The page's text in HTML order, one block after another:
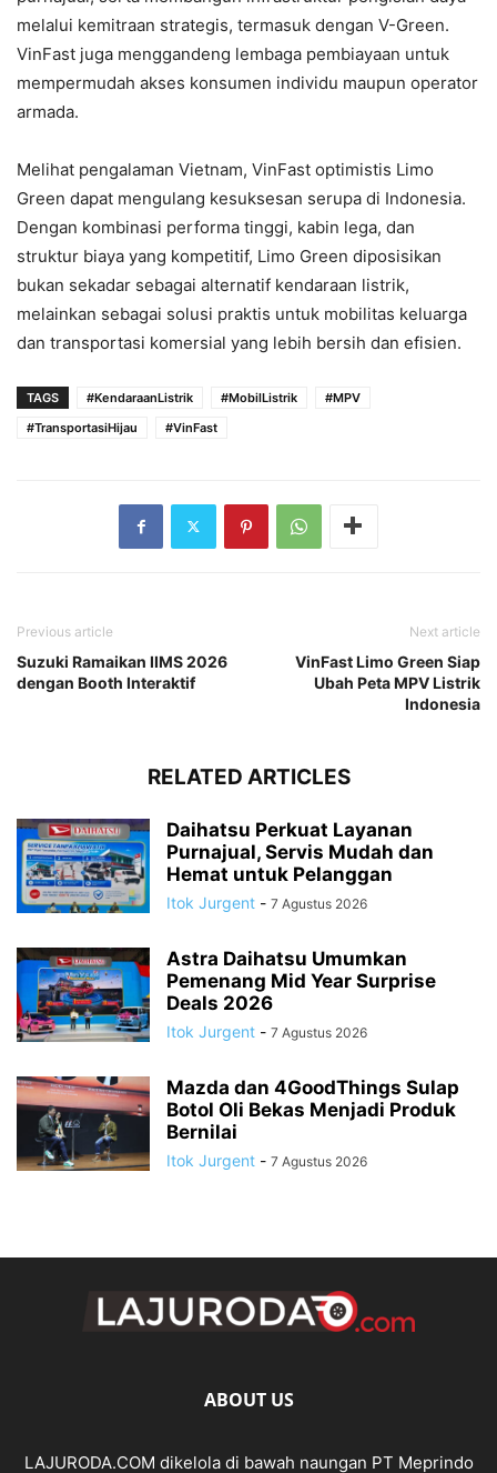
melalui kemitraan strategis, termasuk dengan V-Green.
VinFast juga menggandeng lembaga pembiayaan untuk
mempermudah akses konsumen individu maupun operator
armada.
Melihat pengalaman Vietnam, VinFast optimistis Limo
Green dapat mengulang kesuksesan serupa di Indonesia.
Dengan kombinasi performa tinggi, kabin lega, dan
struktur biaya yang kompetitif, Limo Green diposisikan
bukan sekadar sebagai alternatif kendaraan listrik,
melainkan sebagai solusi praktis untuk mobilitas keluarga
dan transportasi komersial yang lebih bersih dan efisien.
TAGS #KendaraanListrik #MobilListrik
#MPV
#TransportasiHijau
#VinFast
Previous article
Suzuki Ramaikan IIMS 2026
dengan Booth Interaktif
Next article
VinFast Limo Green Siap
Ubah Peta MPV Listrik
Indonesia
RELATED ARTICLES
Daihatsu Perkuat Layanan
Purnajual, Servis Mudah dan
Hemat untuk Pelanggan
Itok Jurgent - 7 Agustus 2026
Astra Daihatsu Umumkan
Pemenang Mid Year Surprise
Deals 2026
Itok Jurgent - 7 Agustus 2026
Mazda dan 4GoodThings Sulap
Botol Oli Bekas Menjadi Produk
Bernilai
Itok Jurgent - 7 Agustus 2026
ABOUT US
LAJURODA.COM dikelola di bawah naungan PT Meprindo